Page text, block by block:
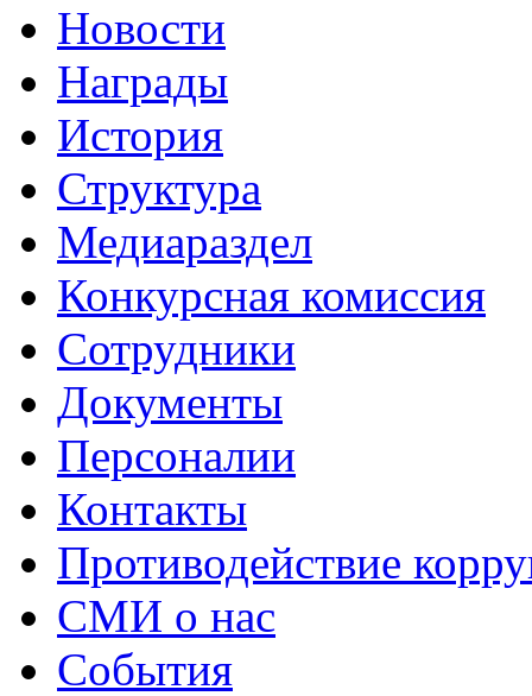
Новости
Награды
История
Структура
Медиараздел
Конкурсная комиссия
Сотрудники
Документы
Персоналии
Контакты
Противодействие
СМИ о нас
События